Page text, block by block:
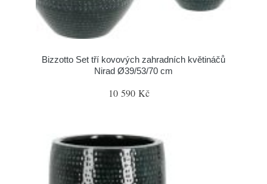
Bizzotto Set tří kovových zahradních květináčů
Nirad Ø39/53/70 cm
10 590 Kč